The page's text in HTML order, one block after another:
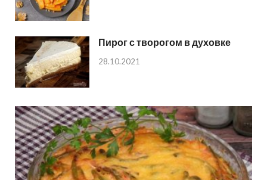
Пирог с творогом в духовке
28.10.2021